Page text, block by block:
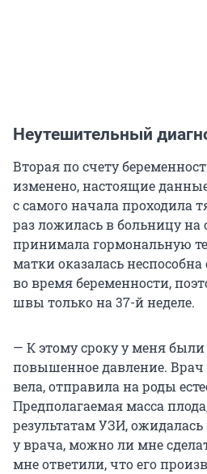
Неутешительный
Вторая по счету
изменено, настоящие
с самого начала проходила
раз ложилась в больницу на
принимала гормональную
матки оказалась
во время беременности,
швы только на 37-й неделе.
— К этому сроку у меня
повышенное давление.
вела, отправила на роды
Предполагаемая масса
результатам УЗИ, ожидалась
у врача, можно ли мне
мне ответили, что его